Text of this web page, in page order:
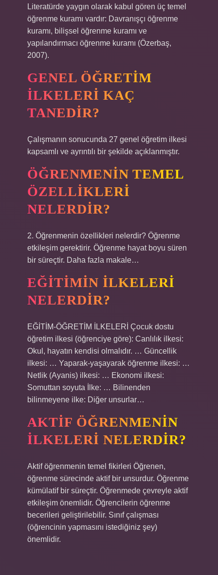
Literatürde yaygın olarak kabul gören üç temel
öğrenme kuramı vardır: Davranışçı öğrenme
kuramı, bilişsel öğrenme kuramı ve
yapılandırmacı öğrenme kuramı (Özerbaş,
2007).
GENEL ÖĞRETIM
ILKELERI KAÇ
TANEDIR?
Çalışmanın sonucunda 27 genel öğretim ilkesi
kapsamlı ve ayrıntılı bir şekilde açıklanmıştır.
ÖĞRENMENIN TEMEL
ÖZELLIKLERI
NELERDIR?
2. Öğrenmenin özellikleri nelerdir? Öğrenme
etkileşim gerektirir. Öğrenme hayat boyu süren
bir süreçtir. Daha fazla makale…
EĞITIMIN ILKELERI
NELERDIR?
EĞİTİM-ÖĞRETİM İLKELERİ Çocuk dostu
öğretim ilkesi (öğrenciye göre): Canlılık ilkesi:
Okul, hayatın kendisi olmalıdır. … Güncellik
ilkesi: … Yaparak-yaşayarak öğrenme ilkesi: …
Netlik (Ayanis) ilkesi: … Ekonomi ilkesi:
Somuttan soyuta İlke: … Bilinenden
bilinmeyene ilke: Diğer unsurlar…
AKTIF ÖĞRENMENIN
ILKELERI NELERDIR?
Aktif öğrenmenin temel fikirleri Öğrenen,
öğrenme sürecinde aktif bir unsurdur. Öğrenme
kümülatif bir süreçtir. Öğrenmede çevreyle aktif
etkileşim önemlidir. Öğrencilerin öğrenme
becerileri geliştirilebilir. Sınıf çalışması
(öğrencinin yapmasını istediğiniz şey)
önemlidir.